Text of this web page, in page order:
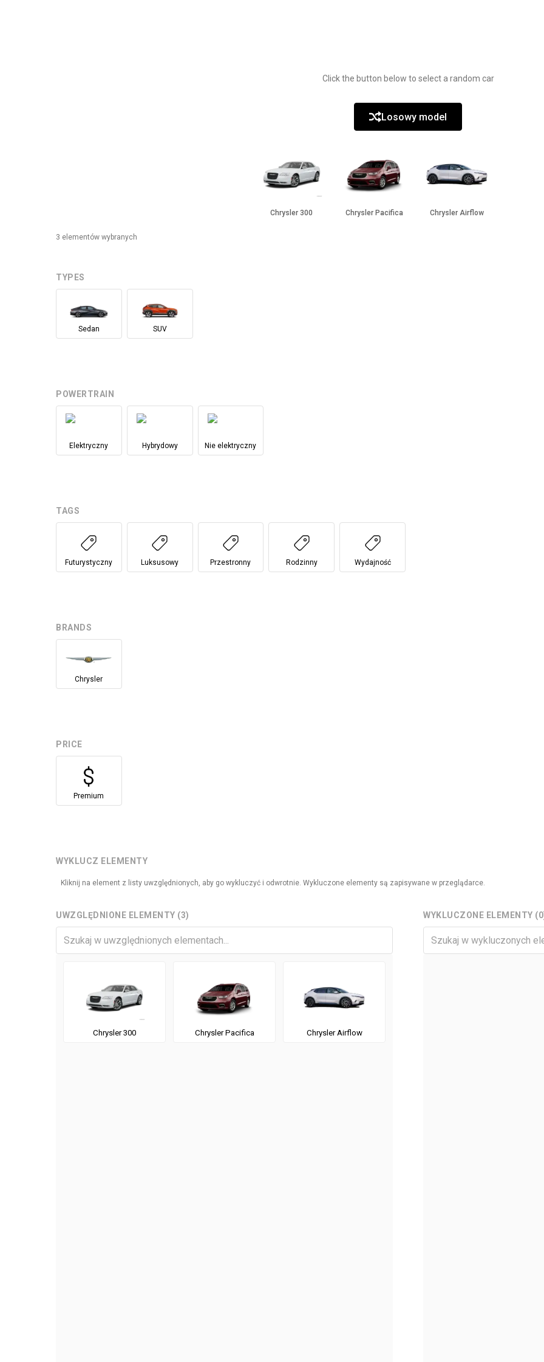
Click the button below to select a random car
Losowy model
Chrysler 300 Chrysler Pacifica Chrysler Airflow
3 elementów wybranych
TYPES
Sedan SUV
POWERTRAIN
Elektryczny Hybrydowy Nie elektryczny
TAGS
Futurystyczny Luksusowy Przestronny Rodzinny Wydajność
BRANDS
Chrysler
PRICE
Premium
WYKLUCZ ELEMENTY
Kliknij na element z listy uwzględnionych, aby go wykluczyć i odwrotnie. Wykluczone elementy są zapisywane w przeglądarce.
UWZGLĘDNIONE ELEMENTY (3)
Chrysler 300 Chrysler Pacifica Chrysler Airflow
WYKLUCZONE ELEMENTY